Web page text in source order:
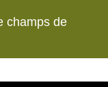
champs de